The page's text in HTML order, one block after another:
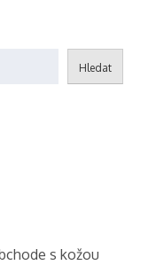
Hledat
s kožou